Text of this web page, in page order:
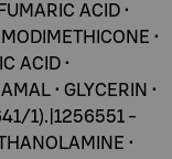
ACID •
•
ACID •
• GLYCERIN •
1).|1256551 -
•